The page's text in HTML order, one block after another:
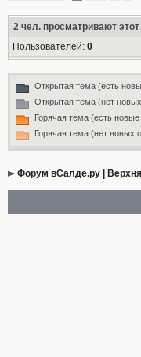
2чел. просматривают
Пользователей: 0
Открытая тема (есть
Открытая тема (нет
Горячая тема (есть новые
Горячая тема (нет новых
Форум вСалде.ру |